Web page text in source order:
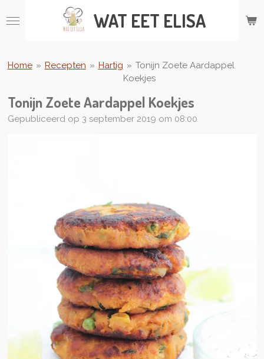
direct
hoofdinhoud
WAT EET ELISA
Home » Recepten » Hartig » Tonijn Zoete Aardappel
Koekjes
Tonijn Zoete Aardappel Koekjes
Gepubliceerd op 3 september 2019 om 08:00